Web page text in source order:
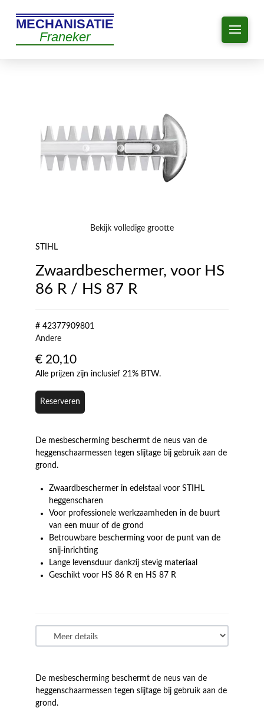
MECHANISATIE
Franeker
Bekijk volledige grootte
STIHL
Zwaardbeschermer, voor HS
86 R / HS 87 R
# 42377909801
Andere
€ 20,10
Alle prijzen zijn inclusief 21% BTW.
Reserveren
De mesbescherming beschermt de neus van de
heggenschaarmessen tegen slijtage bij gebruik aan de
grond.
Zwaardbeschermer in edelstaal voor STIHL
heggenscharen
Voor professionele werkzaamheden in de buurt
van een muur of de grond
Betrouwbare bescherming voor de punt van de
snij-inrichting
Lange levensduur dankzij stevig materiaal
Geschikt voor HS 86 R en HS 87 R
De mesbescherming beschermt de neus van de
heggenschaarmessen tegen slijtage bij gebruik aan de
grond.